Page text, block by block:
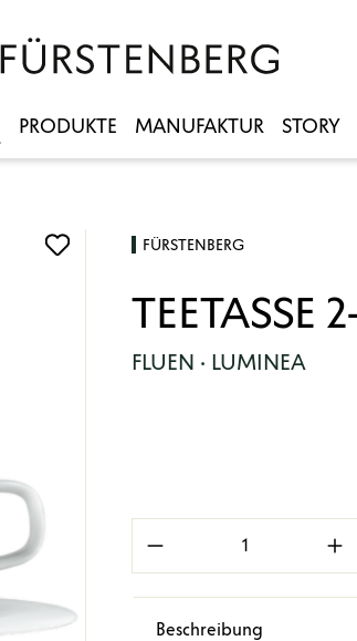
PRODUKTE MANUFAKTUR STORY
FÜRSTENBERG
TEETASSE
FLUEN · LUMINEA
Produkt Anzahl:
Beschreibung